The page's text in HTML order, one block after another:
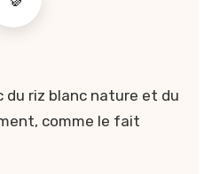
du riz blanc nature et du
comme le fait